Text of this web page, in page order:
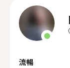
流暢